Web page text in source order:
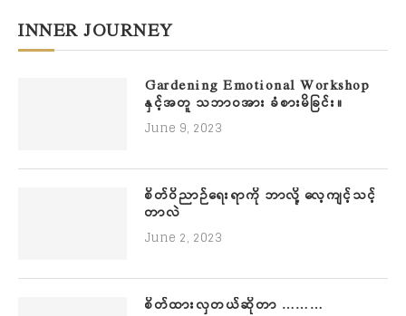
INNER JOURNEY
Gardening Emotional Workshop
နှင့်အတူ သဘာဝအား ခံစားမိခြင်း။
June 9, 2023
စိတ်ဝိညာဉ်ရေးရာကို ဘာလို့ လေ့ကျင့်သင့်
တာလဲ
June 2, 2023
စိတ်ထားလှတယ်ဆိုတာ ………